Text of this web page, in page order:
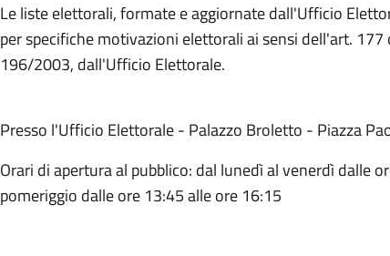
Le liste elettorali, formate e aggiornate dall'Ufficio
per specifiche motivazioni elettorali ai sensi dell'art.
196/2003, dall'Ufficio Elettorale.
Presso l'Ufficio Elettorale - Palazzo Broletto - Piazza
Orari di apertura al pubblico: dal lunedì al venerdì dalle
pomeriggio dalle ore 13:45 alle ore 16:15